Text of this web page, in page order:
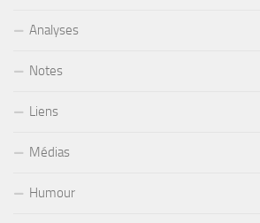
Analyses
Notes
Liens
Médias
Humour